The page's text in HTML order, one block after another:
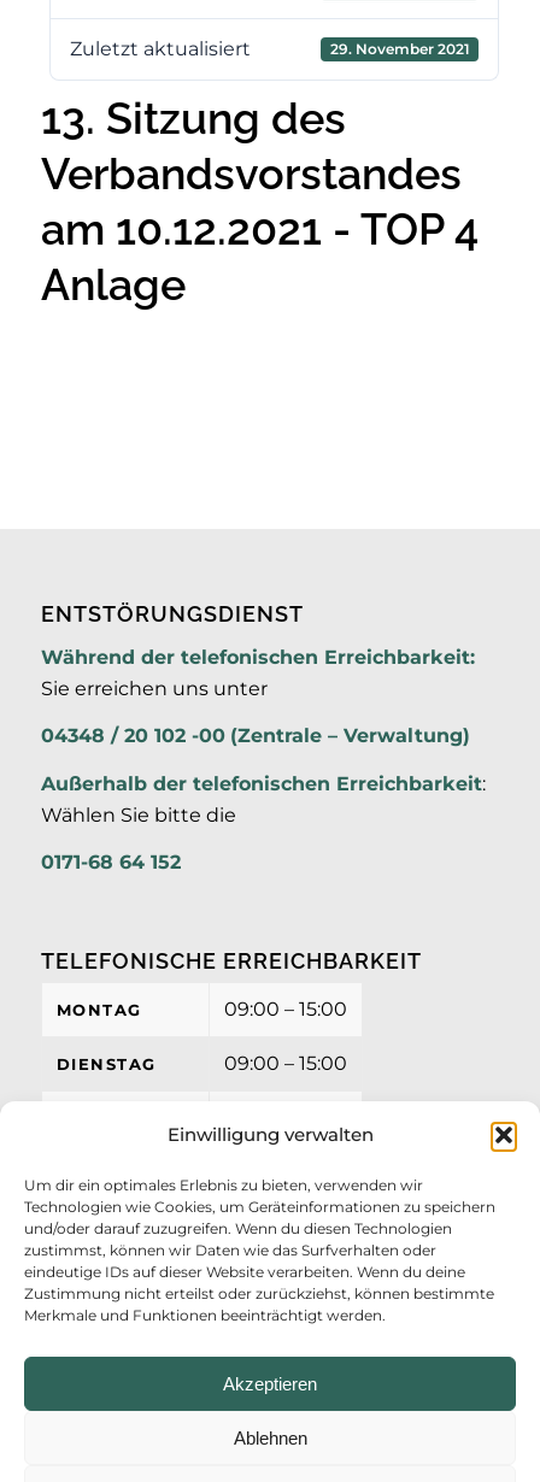
Einwilligung verwalten
Um dir ein optimales Erlebnis zu bieten, verwenden wir
Technologien wie Cookies, um Geräteinformationen zu speichern
und/oder darauf zuzugreifen. Wenn du diesen Technologien
zustimmst, können wir Daten wie das Surfverhalten oder
eindeutige IDs auf dieser Website verarbeiten. Wenn du deine
Zustimmung nicht erteilst oder zurückziehst, können bestimmte
Merkmale und Funktionen beeinträchtigt werden.
Akzeptieren
Ablehnen
Zuletzt aktualisiert 29. November 2021
13. Sitzung des
Verbandsvorstandes
am 10.12.2021 - TOP 4
Anlage
ENTSTÖRUNGSDIENST
Während der telefonischen Erreichbarkeit:
Sie erreichen uns unter
04348 / 20 102 -00 (Zentrale – Verwaltung)
Außerhalb der telefonischen Erreichbarkeit:
Wählen Sie bitte die
0171-68 64 152
TELEFONISCHE ERREICHBARKEIT
MONTAG 09:00 – 15:00
DIENSTAG 09:00 – 15:00
FREITAG 09:00 – 12:00